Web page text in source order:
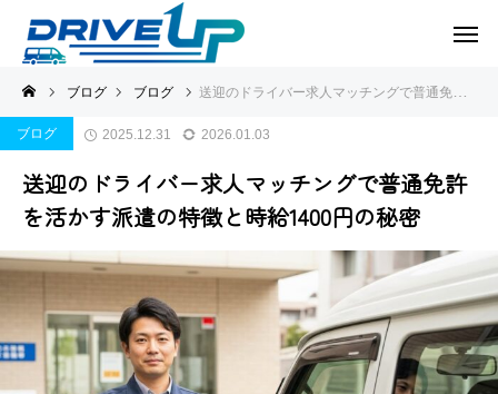
ブログ ブログ 送迎のドライバー求人マッチングで普通免許を活かす派遣の特徴と時給1400円の秘密
ブログ 2025.12.31 2026.01.03
送迎のドライバー求人マッチングで普通免許
を活かす派遣の特徴と時給1400円の秘密